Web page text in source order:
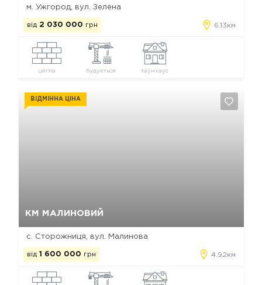
м. Ужгород, вул. Зелена
від 2 030 000 грн 6.13км
цегла будується таунхаус
КМ МАЛИНОВИЙ
ВІДМІННА ЦІНА
с. Сторожниця, вул. Малинова
від 1 600 000 грн 4.92км